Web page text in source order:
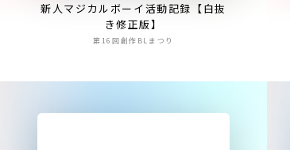
新人マジカルボーイ活動記録【白抜
き修正版】
第16回創作BLまつり